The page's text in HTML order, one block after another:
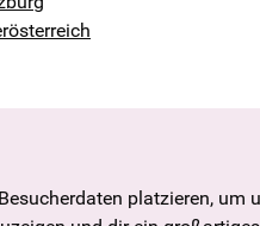
platzieren, um